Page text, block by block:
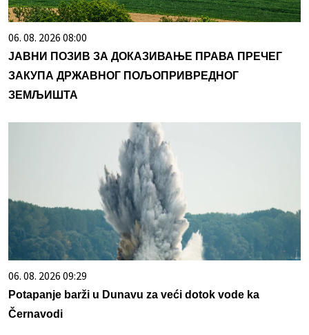
06. 08. 2026 08:00
ЈАВНИ ПОЗИВ ЗА ДОКАЗИВАЊЕ ПРАВА ПРЕЧЕГ
ЗАКУПА ДРЖАВНОГ ПОЉОПРИВРЕДНОГ
ЗЕМЉИШТА
06. 08. 2026 09:29
Potapanje barži u Dunavu za veći dotok vode ka
Černavodi